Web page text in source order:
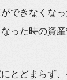
できなくな
った時の資
とどまらず